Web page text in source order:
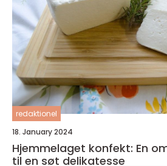
redaktionel
18. January 2024
Hjemmelaget konfekt: En
til en søt delikatesse